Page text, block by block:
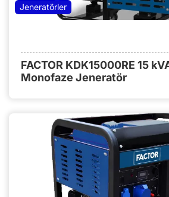
Jeneratörler
FACTOR KDK15000RE 15
Monofaze Jeneratör